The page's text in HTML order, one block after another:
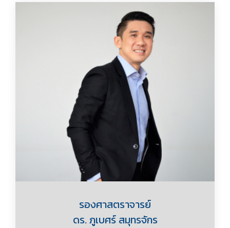
รองศาสตราจารย์
ดร. ภูเบศร์ สมุทรจักร